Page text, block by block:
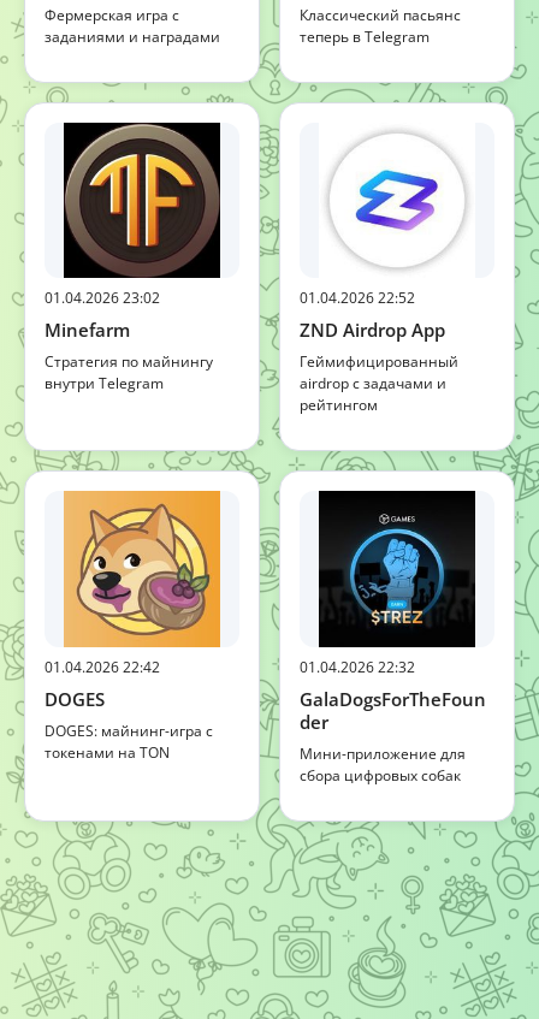
Фермерская игра с
заданиями и наградами
Классический пасьянс
теперь в Telegram
01.04.2026 23:02
Minefarm
Стратегия по майнингу
внутри Telegram
01.04.2026 22:52
ZND Airdrop App
Геймифицированный
airdrop с задачами и
рейтингом
01.04.2026 22:42
DOGES
DOGES: майнинг-игра с
токенами на TON
01.04.2026 22:32
GalaDogsForTheFoun
der
Мини-приложение для
сбора цифровых собак